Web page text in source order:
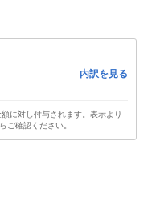
内訳を見る
に対し付与されます。表示より
ご確認ください。